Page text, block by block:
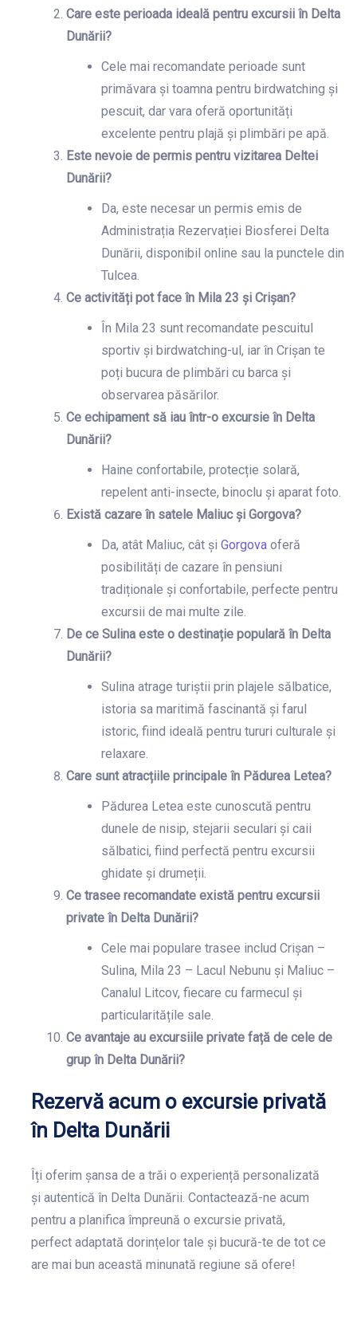
Care este perioada ideală pentru excursii în Delta
Dunării?
Cele mai recomandate perioade sunt
primăvara și toamna pentru birdwatching și
pescuit, dar vara oferă oportunități
excelente pentru plajă și plimbări pe apă.
Este nevoie de permis pentru vizitarea Deltei
Dunării?
Da, este necesar un permis emis de
Administrația Rezervației Biosferei Delta
Dunării, disponibil online sau la punctele din
Tulcea.
Ce activități pot face în Mila 23 și Crișan?
În Mila 23 sunt recomandate pescuitul
sportiv și birdwatching-ul, iar în Crișan te
poți bucura de plimbări cu barca și
observarea păsărilor.
Ce echipament să iau într-o excursie în Delta
Dunării?
Haine confortabile, protecție solară,
repelent anti-insecte, binoclu și aparat foto.
Există cazare în satele Maliuc și Gorgova?
Da, atât Maliuc, cât și Gorgova oferă
posibilități de cazare în pensiuni
tradiționale și confortabile, perfecte pentru
excursii de mai multe zile.
De ce Sulina este o destinație populară în Delta
Dunării?
Sulina atrage turiștii prin plajele sălbatice,
istoria sa maritimă fascinantă și farul
istoric, fiind ideală pentru tururi culturale și
relaxare.
Care sunt atracțiile principale în Pădurea Letea?
Pădurea Letea este cunoscută pentru
dunele de nisip, stejarii seculari și caii
sălbatici, fiind perfectă pentru excursii
ghidate și drumeții.
Ce trasee recomandate există pentru excursii
private în Delta Dunării?
Cele mai populare trasee includ Crișan –
Sulina, Mila 23 – Lacul Nebunu și Maliuc –
Canalul Litcov, fiecare cu farmecul și
particularitățile sale.
Ce avantaje au excursiile private față de cele de
grup în Delta Dunării?
Rezervă acum o excursie privată
în Delta Dunării
Îți oferim șansa de a trăi o experiență personalizată
și autentică în Delta Dunării. Contactează-ne acum
pentru a planifica împreună o excursie privată,
perfect adaptată dorințelor tale și bucură-te de tot ce
are mai bun această minunată regiune să ofere!